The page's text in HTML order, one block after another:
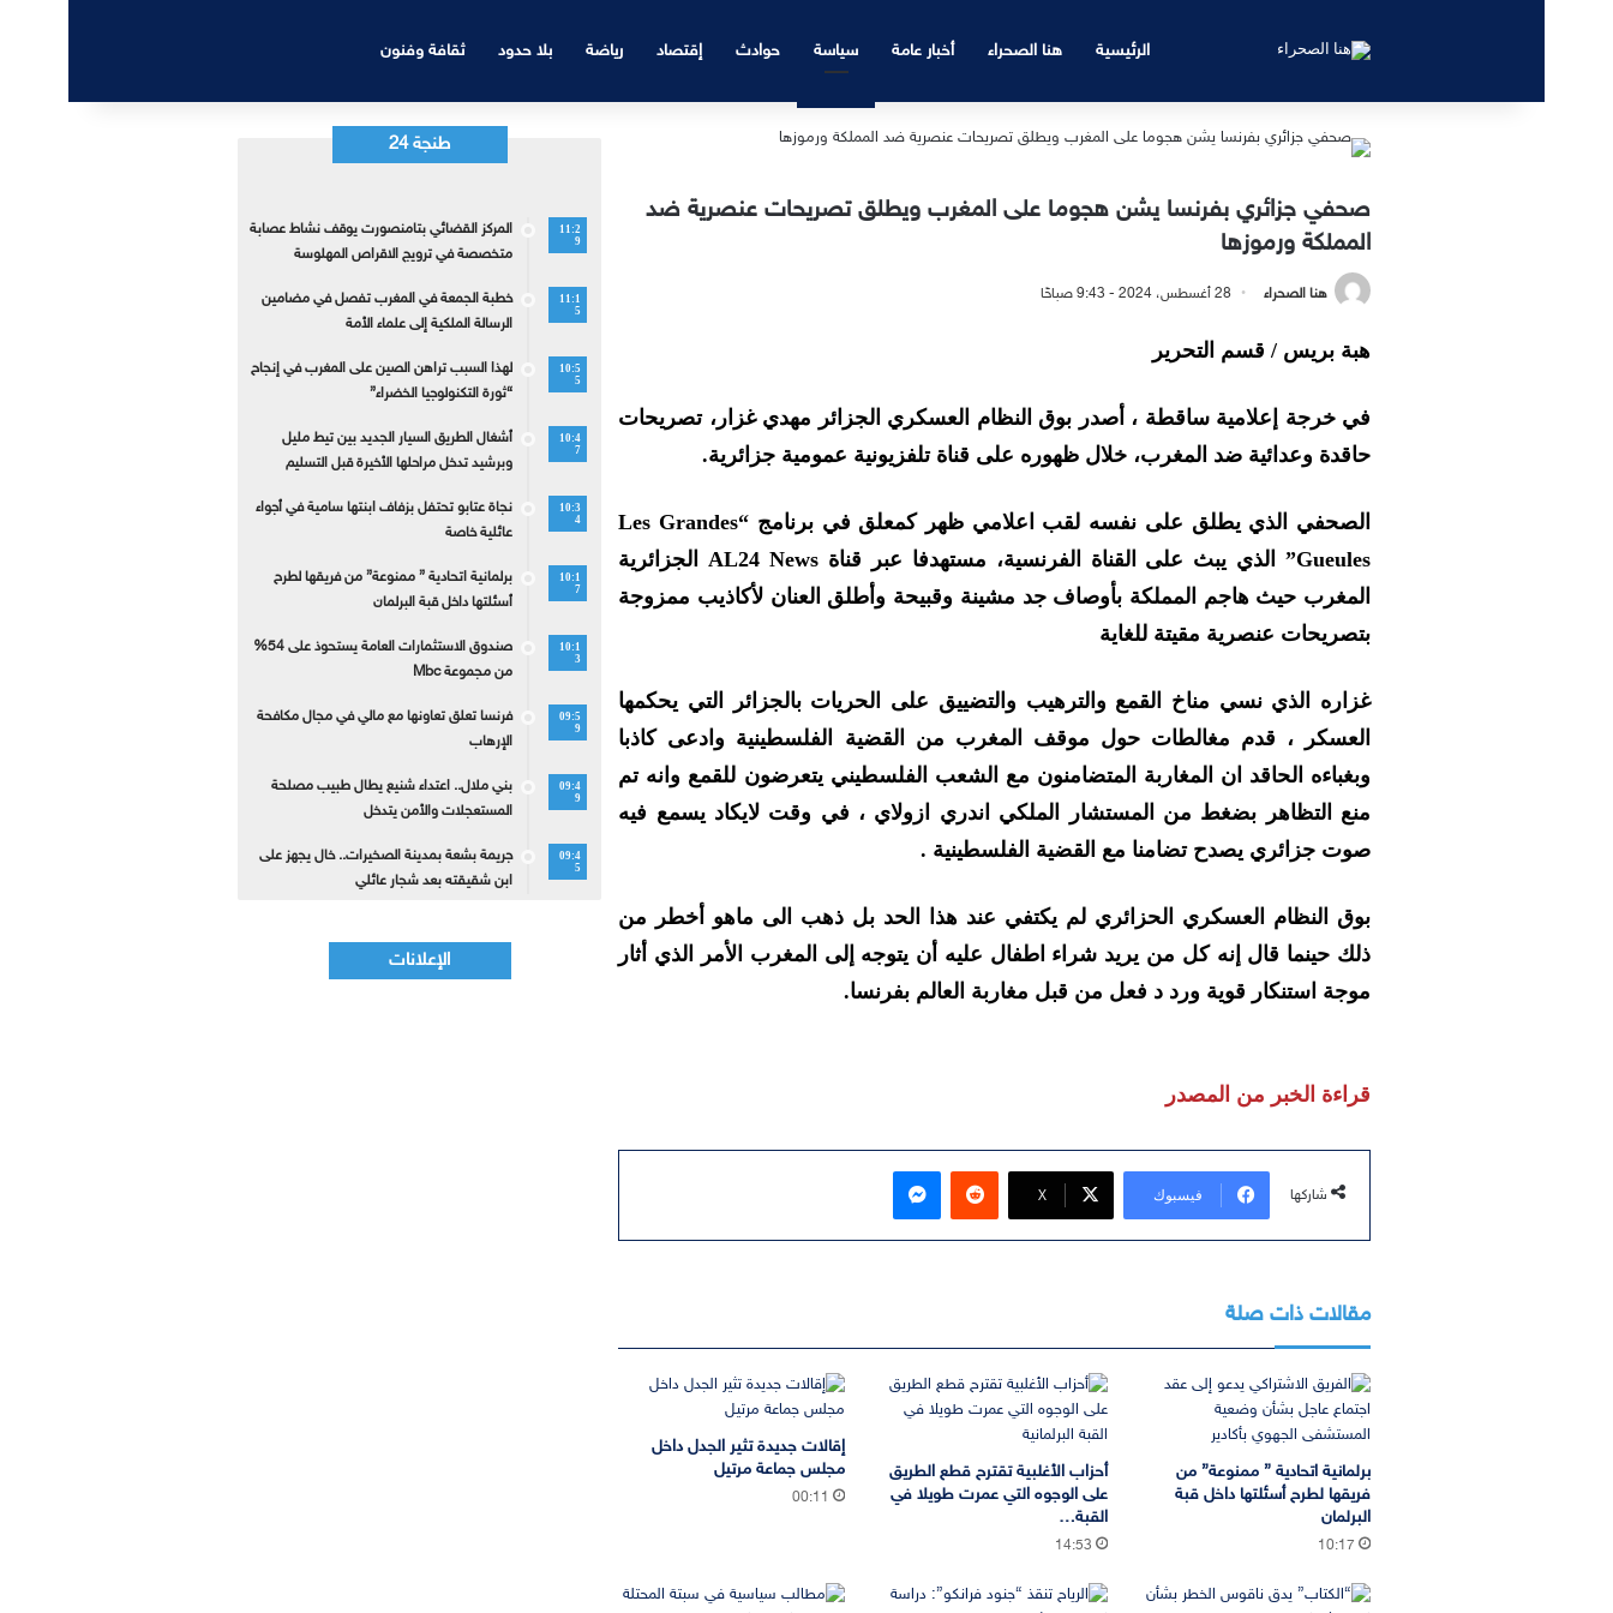
الرئيسية هنا الصحراء أخبار عامة سياسة حوادث إقتصاد رياضة بلا حدود ثقافة وفنون
صحفي جزائري بفرنسا يشن هجوما على المغرب ويطلق تصريحات عنصرية ضد
المملكة ورموزها
هنا الصحراء 28 أغسطس، 2024 - 9:43 صباحًا
هبة بريس / قسم التحرير
في خرجة إعلامية ساقطة ، أصدر بوق النظام العسكري الجزائر مهدي غزار، تصريحات
حاقدة وعدائية ضد المغرب، خلال ظهوره على قناة تلفزيونية عمومية جزائرية.
الصحفي الذي يطلق على نفسه لقب اعلامي ظهر كمعلق في برنامج “Les Grandes
Gueules” الذي يبث على القناة الفرنسية، مستهدفا عبر قناة AL24 News الجزائرية
المغرب حيث هاجم المملكة بأوصاف جد مشينة وقبيحة وأطلق العنان لأكاذيب ممزوجة
بتصريحات عنصرية مقيتة للغاية
غزاره الذي نسي مناخ القمع والترهيب والتضييق على الحريات بالجزائر التي يحكمها
العسكر ، قدم مغالطات حول موقف المغرب من القضية الفلسطينية وادعى كاذبا
وبغباءه الحاقد ان المغاربة المتضامنون مع الشعب الفلسطيني يتعرضون للقمع وانه تم
منع التظاهر بضغط من المستشار الملكي اندري ازولاي ، في وقت لايكاد يسمع فيه
صوت جزائري يصدح تضامنا مع القضية الفلسطينية .
بوق النظام العسكري الحزائري لم يكتفي عند هذا الحد بل ذهب الى ماهو أخطر من
ذلك حينما قال إنه كل من يريد شراء اطفال عليه أن يتوجه إلى المغرب الأمر الذي أثار
موجة استنكار قوية ورد د فعل من قبل مغاربة العالم بفرنسا.
قراءة الخبر من المصدر
شاركها فيسبوك ‫X
ماسنجر
مقالات ذات صلة
برلمانية اتحادية ” ممنوعة” من
فريقها لطرح أسئلتها داخل قبة
البرلمان
10:17
أحزاب الأغلبية تقترح قطع الطريق
على الوجوه التي عمرت طويلا في
القبة…
14:53
إقالات جديدة تثير الجدل داخل
مجلس جماعة مرتيل
00:11
طنجة 24
11:2
9
المركز القضائي بتامنصورت يوقف نشاط عصابة
متخصصة في ترويج الاقراص المهلوسة
11:1
5
خطبة الجمعة في المغرب تفصل في مضامين
الرسالة الملكية إلى علماء الأمة
10:5
5
لهذا السبب تراهن الصين على المغرب في إنجاح
“ثورة التكنولوجيا الخضراء”
10:4
7
أشغال الطريق السيار الجديد بين تيط مليل
وبرشيد تدخل مراحلها الأخيرة قبل التسليم
10:3
4
نجاة عتابو تحتفل بزفاف ابنتها سامية في أجواء
عائلية خاصة
10:1
7
برلمانية اتحادية ” ممنوعة” من فريقها لطرح
أسئلتها داخل قبة البرلمان
10:1
3
صندوق الاستثمارات العامة يستحوذ على 54%
من مجموعة Mbc
09:5
9
فرنسا تعلق تعاونها مع مالي في مجال مكافحة
الإرهاب
09:4
9
بني ملال.. اعتداء شنيع يطال طبيب مصلحة
المستعجلات والأمن يتدخل
09:4
5
جريمة بشعة بمدينة الصخيرات.. خال يجهز على
ابن شقيقته بعد شجار عائلي
الإعلانات